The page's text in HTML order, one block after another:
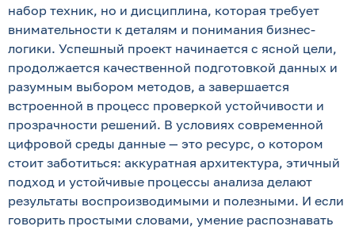
набор техник, но и дисциплина, которая требует
внимательности к деталям и понимания бизнес-
логики. Успешный проект начинается с ясной цели,
продолжаетcя качественной подготовкой данных и
разумным выбором методов, а завершается
встроенной в процесс проверкой устойчивости и
прозрачности решений. В условиях современной
цифровой среды данные — это ресурс, о котором
стоит заботиться: аккуратная архитектура, этичный
подход и устойчивые процессы анализа делают
результаты воспроизводимыми и полезными. И если
говорить простыми словами, умение распознавать